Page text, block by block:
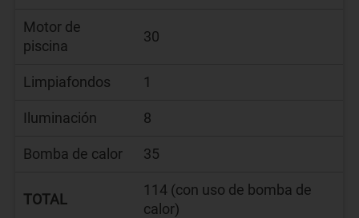
Motor de
piscina
30
Limpiafondos 1
Iluminación 8
Bomba de calor 35
TOTAL
114 (con uso de bomba de
calor)